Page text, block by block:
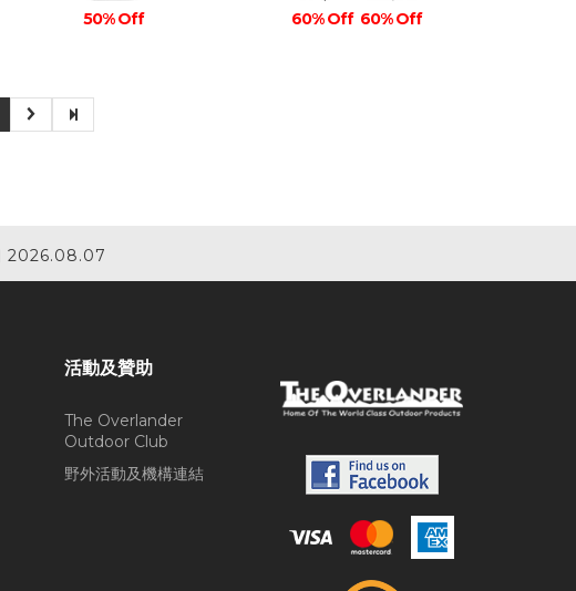
50% Off 60% Off 60% Off
2026.08.07
活動及贊助
The Overlander
Outdoor Club
野外活動及機構連結